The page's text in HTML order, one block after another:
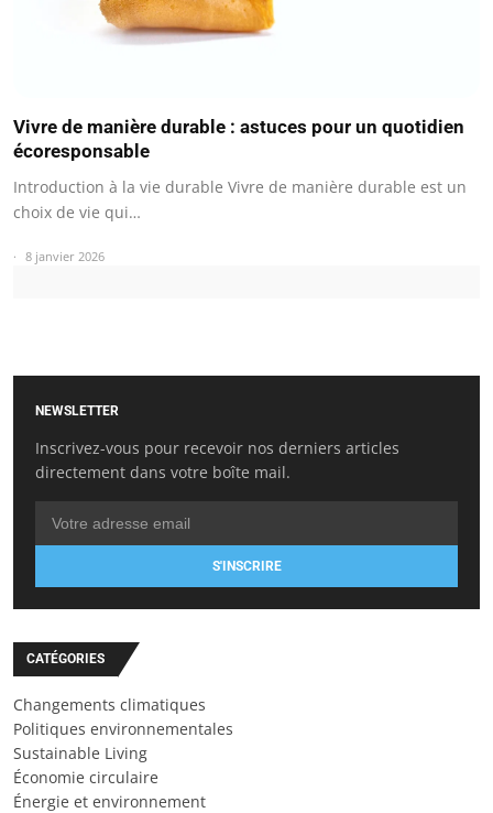
Vivre de manière durable : astuces pour un quotidien
écoresponsable
Introduction à la vie durable Vivre de manière durable est un
choix de vie qui…
8 janvier 2026
NEWSLETTER
Inscrivez-vous pour recevoir nos derniers articles
directement dans votre boîte mail.
S'INSCRIRE
CATÉGORIES
Changements climatiques
Politiques environnementales
Sustainable Living
Économie circulaire
Énergie et environnement